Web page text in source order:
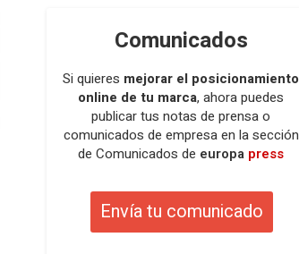
Comunicados
Si quieres mejorar el posicionamiento
online de tu marca, ahora puedes
publicar tus notas de prensa o
comunicados de empresa en la sección
de Comunicados de europa press
Envía tu comunicado